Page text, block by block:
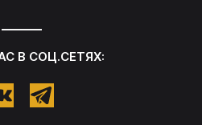
В СОЦ.СЕТЯХ: